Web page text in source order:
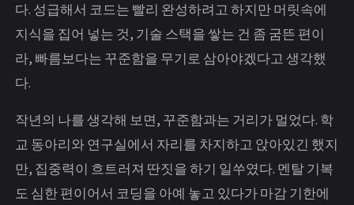
다. 성급해서 코드는 빨리 완성하려고 하지만 머릿속에
지식을 집어 넣는 것, 기술 스택을 쌓는 건 좀 굼뜬 편이
라, 빠름보다는 꾸준함을 무기로 삼아야겠다고 생각했
다.
작년의 나를 생각해 보면, 꾸준함과는 거리가 멀었다. 학
교 동아리와 연구실에서 자리를 차지하고 앉아있긴 했지
만, 집중력이 흐트러져 딴짓을 하기 일쑤였다. 멘탈 기복
도 심한 편이어서 코딩을 아예 놓고 있다가 마감 기한에